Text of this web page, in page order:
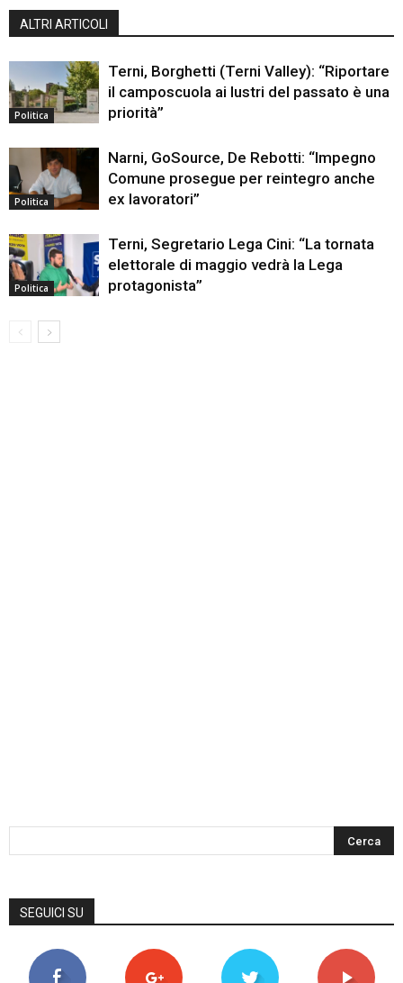
ALTRI ARTICOLI
Politica
Terni, Borghetti (Terni Valley): “Riportare
il camposcuola ai lustri del passato è una
priorità”
Politica
Narni, GoSource, De Rebotti: “Impegno
Comune prosegue per reintegro anche
ex lavoratori”
Politica
Terni, Segretario Lega Cini: “La tornata
elettorale di maggio vedrà la Lega
protagonista”
SEGUICI SU